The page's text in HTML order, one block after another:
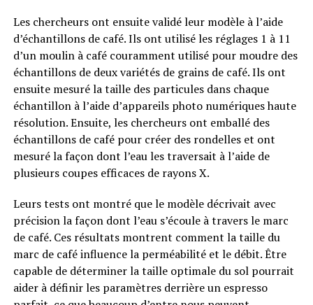
Les chercheurs ont ensuite validé leur modèle à l’aide
d’échantillons de café. Ils ont utilisé les réglages 1 à 11
d’un moulin à café couramment utilisé pour moudre des
échantillons de deux variétés de grains de café. Ils ont
ensuite mesuré la taille des particules dans chaque
échantillon à l’aide d’appareils photo numériques haute
résolution. Ensuite, les chercheurs ont emballé des
échantillons de café pour créer des rondelles et ont
mesuré la façon dont l’eau les traversait à l’aide de
plusieurs coupes efficaces de rayons X.
Leurs tests ont montré que le modèle décrivait avec
précision la façon dont l’eau s’écoule à travers le marc
de café. Ces résultats montrent comment la taille du
marc de café influence la perméabilité et le débit. Être
capable de déterminer la taille optimale du sol pourrait
aider à définir les paramètres derrière un espresso